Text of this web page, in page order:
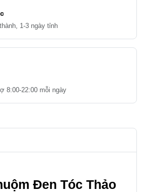
1-3 ngày tỉnh
8:00-22:00 mỗi ngày
sản phẩm
Đen Tóc Thảo